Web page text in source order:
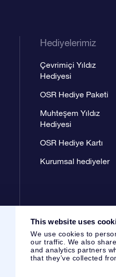
This website uses
We use cookies to
our traffic. We also
and analytics partners
that they’ve collected
Hediyelerimiz
Çevrimiçi Yıldız
Hediyesi
OSR Hediye Paketi
Muhteşem Yıldız
Hediyesi
OSR Hediye Kartı
Kurumsal hediyeler